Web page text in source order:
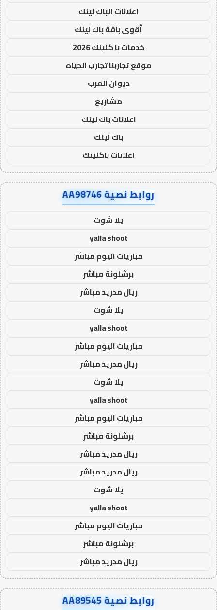
اعلانات الباك لينك
أقوى باقة باك لينك
خدمات با كلينك 2026
موقع تجاربنا تجارب الحياه
ديوان العرب
مشاريع
اعلانات باك لينك
باك لينك
اعلانات باكلينك
روابط نصية AA98746
يلا شوت
yalla shoot
مباريات اليوم مباشر
برشلونة مباشر
ريال مدريد مباشر
يلا شوت
yalla shoot
مباريات اليوم مباشر
ريال مدريد مباشر
يلا شوت
yalla shoot
مباريات اليوم مباشر
برشلونة مباشر
ريال مدريد مباشر
ريال مدريد مباشر
يلا شوت
yalla shoot
مباريات اليوم مباشر
برشلونة مباشر
ريال مدريد مباشر
روابط نصية AA89545